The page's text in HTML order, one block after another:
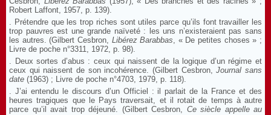
Robert Laffont, 1957, p. 139).
. Prétendre que les trop riches sont utiles parce qu’ils font travailler les
trop pauvres est une grande naïveté : les uns n’existeraient pas sans
les autres. (Gilbert Cesbron, Libérez Barabbas, « De petites choses » ;
Livre de poche n°3311, 1972, p. 98).
. Deux sortes d’abus : ceux qui naissent de la logique d’un régime et
ceux qui naissent de son incohérence. (Gilbert Cesbron,Journal sans
date (1963) ; Livre de poche n°4703, 1979, p. 118).
. J’ai entendu le discours d’un Officiel : il parlait de la France et des
heures tragiques que le Pays traversait, et il rotait de temps à autre
parce qu’il avait trop déjeuné. (Gilbert Cesbron, Ce siècle appelle au